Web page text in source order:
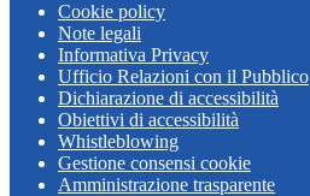
Cookie policy
Note legali
Informativa Privacy
Ufficio Relazioni con il Pubblico
Dichiarazione di accessibilità
Obiettivi di accessibilità
Whistleblowing
Gestione consensi cookie
Amministrazione trasparente